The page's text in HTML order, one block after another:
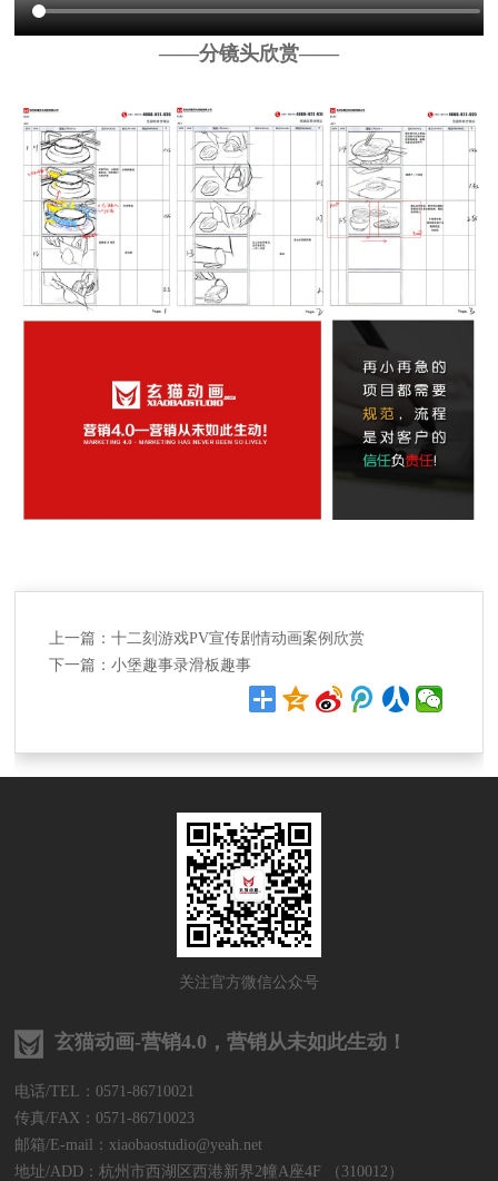
——分镜头欣赏——
上一篇：十二刻游戏PV宣传剧情动画案例欣赏
下一篇：小堡趣事录滑板趣事
关注官方微信公众号
玄猫动画-营销4.0，营销从未如此生动！
电话/TEL：0571-86710021
传真/FAX：0571-86710023
邮箱/E-mail：xiaobaostudio@yeah.net
地址/ADD：杭州市西湖区西港新界2幢A座4F （310012）